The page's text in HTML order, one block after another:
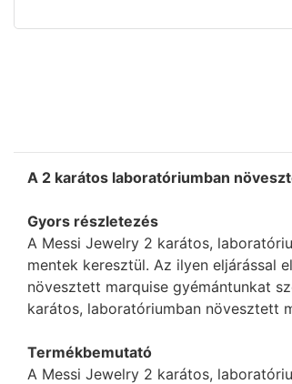
A 2 karátos laboratóriumban
Gyors részletezés
A Messi Jewelry 2 karátos,
mentek keresztül. Az ilyen eljárással
növesztett marquise gyémántunkat
karátos, laboratóriumban növesztett
Termékbemutató
A Messi Jewelry 2 karátos,